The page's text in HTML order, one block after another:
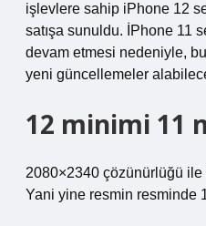
işlevlere sahip iPhone 12
satışa sunuldu. İPhone 11
devam etmesi nedeniyle,
yeni güncellemeler
12 minimi 11
2080×2340 çözünürlüğü
Yani yine resmin resminde